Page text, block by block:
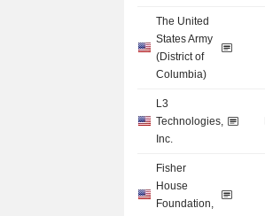
The United
States Army
(District of
Columbia)
L3
Technologies,
Inc.
Fisher
House
Foundation,